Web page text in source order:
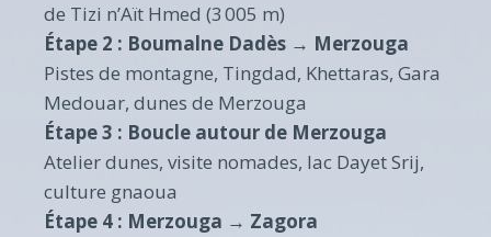
de Tizi n’Aït Hmed (3 005 m)
Étape 2 : Boumalne Dadès → Merzouga
Pistes de montagne, Tingdad, Khettaras, Gara
Medouar, dunes de Merzouga
Étape 3 : Boucle autour de Merzouga
Atelier dunes, visite nomades, lac Dayet Srij,
culture gnaoua
Étape 4 : Merzouga → Zagora